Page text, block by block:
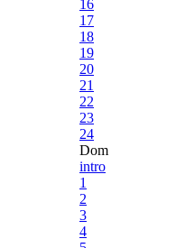
16
17
18
19
20
21
22
23
24
Dom
intro
1
2
3
4